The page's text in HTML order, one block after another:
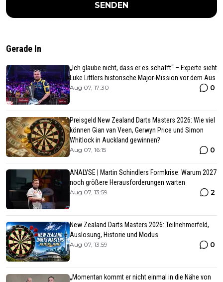
SENDEN
Gerade In
„Ich glaube nicht, dass er es schafft“ – Experte sieht
Luke Littlers historische Major-Mission vor dem Aus
Aug 07, 17:30 0
Preisgeld New Zealand Darts Masters 2026: Wie viel
können Gian van Veen, Gerwyn Price und Simon
Whitlock in Auckland gewinnen?
Aug 07, 16:15 0
ANALYSE | Martin Schindlers Formkrise: Warum 2027
noch größere Herausforderungen warten
Aug 07, 13:59 2
New Zealand Darts Masters 2026: Teilnehmerfeld,
Auslosung, Historie und Modus
Aug 07, 13:59 0
„Momentan kommt er nicht einmal in die Nähe von